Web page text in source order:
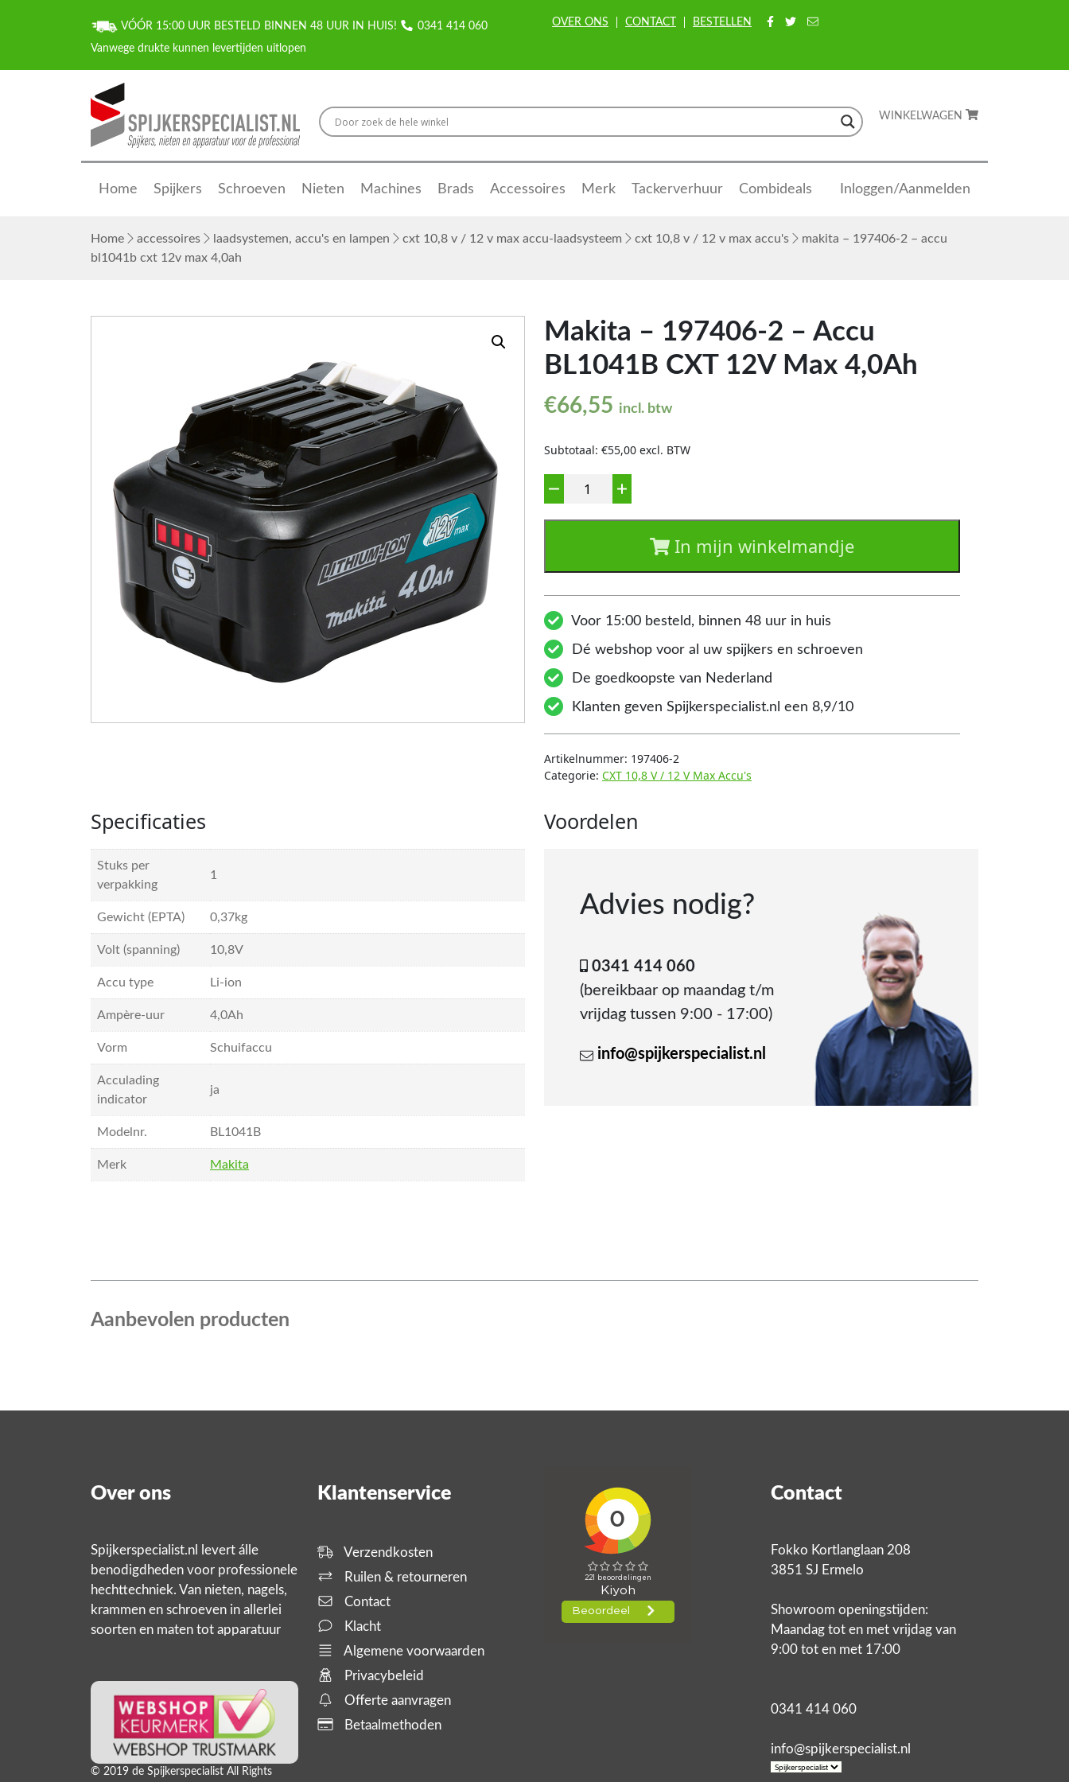
VÓÓR 15:00 UUR BESTELD BINNEN 48 UUR IN HUIS! 0341 414 060 OVER ONS CONTACT BESTELLEN
WINKELWAGEN
Home Spijkers Schroeven Nieten Machines Brads Accessoires Merk Tackerverhuur Combideals Inloggen/Aanmelden
Home accessoires laadsystemen, accu's en lampen cxt 10,8 v / 12 v max accu-laadsysteem cxt 10,8 v / 12 v max accu's
makita – 197406-2 – accu
bl1041b cxt 12v max 4,0ah
Makita – 197406-2 – Accu
BL1041B CXT 12V Max 4,0Ah
€66,55 incl. btw
Subtotaal: €55,00 excl. BTW
Aantal
In mijn winkelmandje
Voor 15:00 besteld, binnen 48 uur in huis
Dé webshop voor al uw spijkers en schroeven
De goedkoopste van Nederland
Klanten geven Spijkerspecialist.nl een 8,9/10
Artikelnummer: 197406-2
Categorie: CXT 10,8 V / 12 V Max Accu's
Specificaties
Stuks per
verpakking
1
Gewicht (EPTA) 0,37kg
Volt (spanning) 10,8V
Accu type Li-ion
Ampère-uur 4,0Ah
Vorm Schuifaccu
Acculading
indicator
ja
Modelnr. BL1041B
Merk Makita
Voordelen
Advies nodig?
0341 414 060
(bereikbaar op maandag t/m
vrijdag tussen 9:00 - 17:00)
info@spijkerspecialist.nl
Aanbevolen producten
Over ons
Spijkerspecialist.nl levert álle
benodigdheden voor professionele
hechttechniek. Van nieten, nagels,
krammen en schroeven in allerlei
soorten en maten tot apparatuur
producten,
© 2019 de Spijkerspecialist All Rights
Klantenservice
Verzendkosten
Ruilen & retourneren
Contact
Klacht
Algemene voorwaarden
Privacybeleid
Offerte aanvragen
Betaalmethoden
Contact
Fokko Kortlanglaan 208
3851 SJ Ermelo
Showroom openingstijden:
Maandag tot en met vrijdag van
9:00 tot en met 17:00
0341 414 060
info@spijkerspecialist.nl